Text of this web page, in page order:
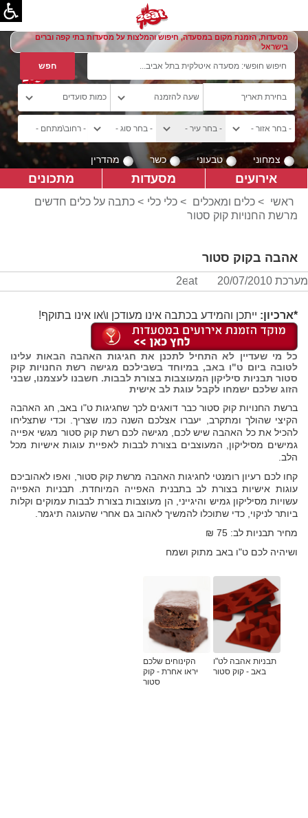
מסעדות, הזמנת מקום במסעדה, חיפוש והמלצות על מסעדות בתי קפה וברים
בישראל
צמחוני טבעוני כשר מהדרין
אירועים מסעדות מתכונים
ראשי > כלים ומאכלים > כלי כלי > כתבה על כלים חדשים
מרשת החנויות קוק סטור
אהבה בקוק סטור
מערכת 2eat 20/07/2010
*ארכיון: ייתכן והמידע בכתבה אינו מעודכן ו\או אינו בתוקף!
כל מי שעדיין לא התחיל לתכנן את חגיגות האהבה הבאות עלינו
לטובה ביום ט"ו באב, במיוחד בשבילכם מגישה רשת החנויות קוק
סטור תבניות סיליקון המעוצבות בצורת לבבות. חשבנו לעצמנו, שבני
הזוג שלכם ישמחו לקבל עוגת לב אישית
ברשת החנויות קוק סטור כבר דואגים לכך שחגיגות ט"ו באב, חג האהבה
הקיצי שהולך ומתקרב, יעברו אצלכם השנה כמו שצריך. וכדי שתצליחו
להכיל את כל האהבה שיש לכם, מגישה לכם רשת קוק סטור מגשי אפייה
גמישים מסיליקון, המעוצבים בצורת לבבות לאפיית עוגות אישיות מכל
הלב.
קחו לכם רעיון רומנטי לחגיגות האהבה מרשת קוק סטור, ואפו לאהוביכם
עוגות אישיות בצורת לב בתבנית האפייה המיוחדת. תבניות האפייה
עשויות מסיליקון גמיש והיגייני, הן מעוצבות בצורת לבבות עמוקים וקלות
ביותר לניקוי, כדי שתוכלו להמשיך לאהוב גם אחרי שהעוגה תיגמר.
מחיר תבניות לב: 75 ₪
ושיהיה לכם ט"ו באב מתוק ושמח
תבניות אהבה לט"ו
באב - קוק סטור
הקינוחים שלכם
יראו אחרת - קוק
סטור